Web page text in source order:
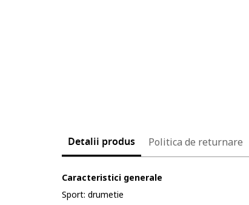
Detalii produs Politica de returnare
Caracteristici generale
Sport: drumetie